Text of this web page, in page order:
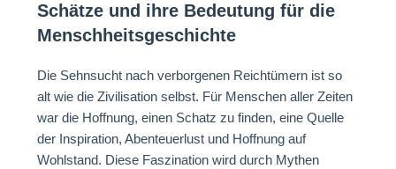
Schätze und ihre Bedeutung für die
Menschheitsgeschichte
Die Sehnsucht nach verborgenen Reichtümern ist so
alt wie die Zivilisation selbst. Für Menschen aller Zeiten
war die Hoffnung, einen Schatz zu finden, eine Quelle
der Inspiration, Abenteuerlust und Hoffnung auf
Wohlstand. Diese Faszination wird durch Mythen